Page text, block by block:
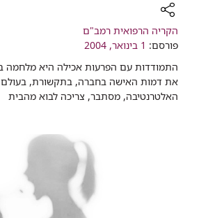
תפריטרכיב
שיתוף
הקריה הרפואית רמב"ם
פורסם: 1 בינואר, 2004
התמודדות עם הפרעות אכילה היא מלחמה
את דמות האישה בחברה, בתקשורת, בעולם
האלטרנטיבה, מסתבר, צריכה לבוא מהבית